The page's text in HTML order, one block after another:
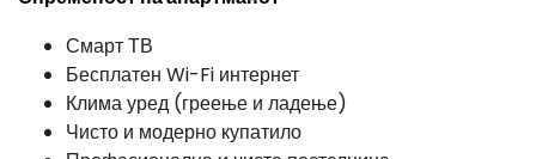
Смарт ТВ
Бесплатен Wi-Fi интернет
Клима уред (греење и ладење)
Чисто и модерно купатило